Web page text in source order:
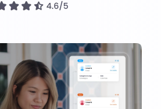
un demo